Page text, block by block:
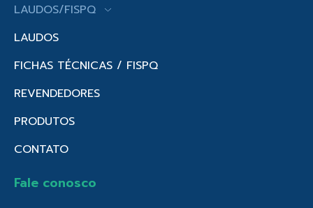
LAUDOS/FISPQ
LAUDOS
FICHAS TÉCNICAS / FISPQ
REVENDEDORES
PRODUTOS
CONTATO
Fale conosco